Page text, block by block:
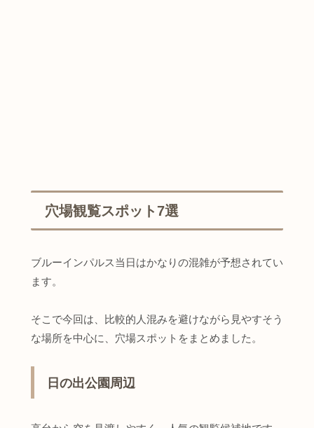
穴場観覧スポット7選
ブルーインパルス当日はかなりの混雑が予想されてい
ます。
そこで今回は、比較的人混みを避けながら見やすそう
な場所を中心に、穴場スポットをまとめました。
日の出公園周辺